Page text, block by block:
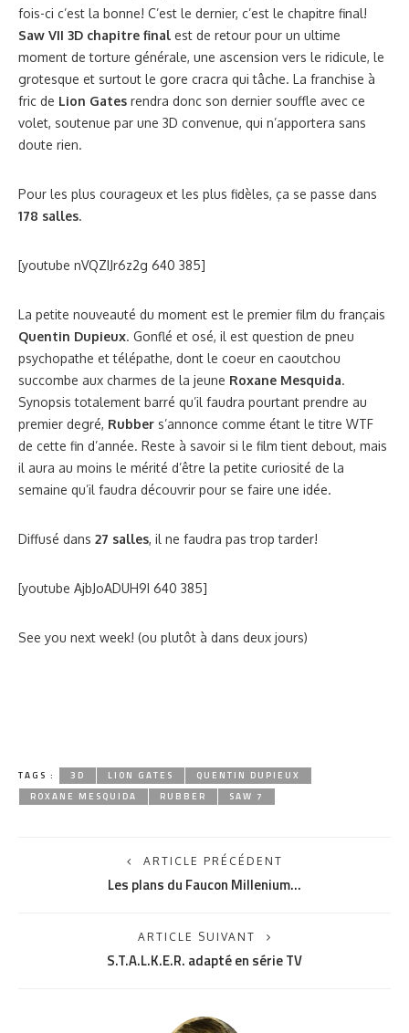
fois-ci c’est la bonne! C’est le dernier, c’est le chapitre final!
Saw VII 3D chapitre final est de retour pour un ultime
moment de torture générale, une ascension vers le ridicule, le
grotesque et surtout le gore cracra qui tâche. La franchise à
fric de Lion Gates rendra donc son dernier souffle avec ce
volet, soutenue par une 3D convenue, qui n’apportera sans
doute rien.
Pour les plus courageux et les plus fidèles, ça se passe dans
178 salles.
[youtube nVQZIJr6z2g 640 385]
La petite nouveauté du moment est le premier film du français
Quentin Dupieux. Gonflé et osé, il est question de pneu
psychopathe et télépathe, dont le coeur en caoutchou
succombe aux charmes de la jeune Roxane Mesquida.
Synopsis totalement barré qu’il faudra pourtant prendre au
premier degré, Rubber s’annonce comme étant le titre WTF
de cette fin d’année. Reste à savoir si le film tient debout, mais
il aura au moins le mérité d’être la petite curiosité de la
semaine qu’il faudra découvrir pour se faire une idée.
Diffusé dans 27 salles, il ne faudra pas trop tarder!
[youtube AjbJoADUH9I 640 385]
See you next week! (ou plutôt à dans deux jours)
TAGS : 3D LION GATES
QUENTIN DUPIEUX
ROXANE MESQUIDA
RUBBER SAW 7
ARTICLE PRÉCÉDENT
Les plans du Faucon Millenium…
ARTICLE SUIVANT
S.T.A.L.K.E.R. adapté en série TV